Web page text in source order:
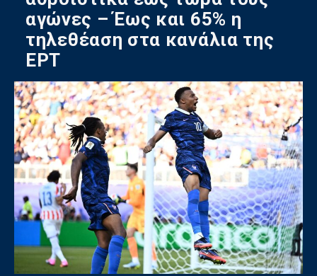
αγώνες – Έως και 65% η
τηλεθέαση στα κανάλια της
ΕΡΤ